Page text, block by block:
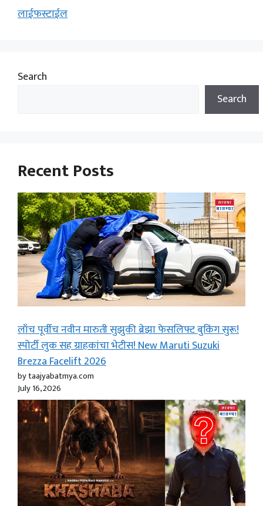
लाईफस्टाईल
Search
Search
Recent Posts
लाँच पूर्वीच नवीन मारुती सुझुकी ब्रेझा फेसलिफ्ट बुकिंग सुरू!
स्पोर्टी लुक सह ग्राहकांचा भेटीस! New Maruti Suzuki
Brezza Facelift 2026
by taajyabatmya.com
July 16, 2026